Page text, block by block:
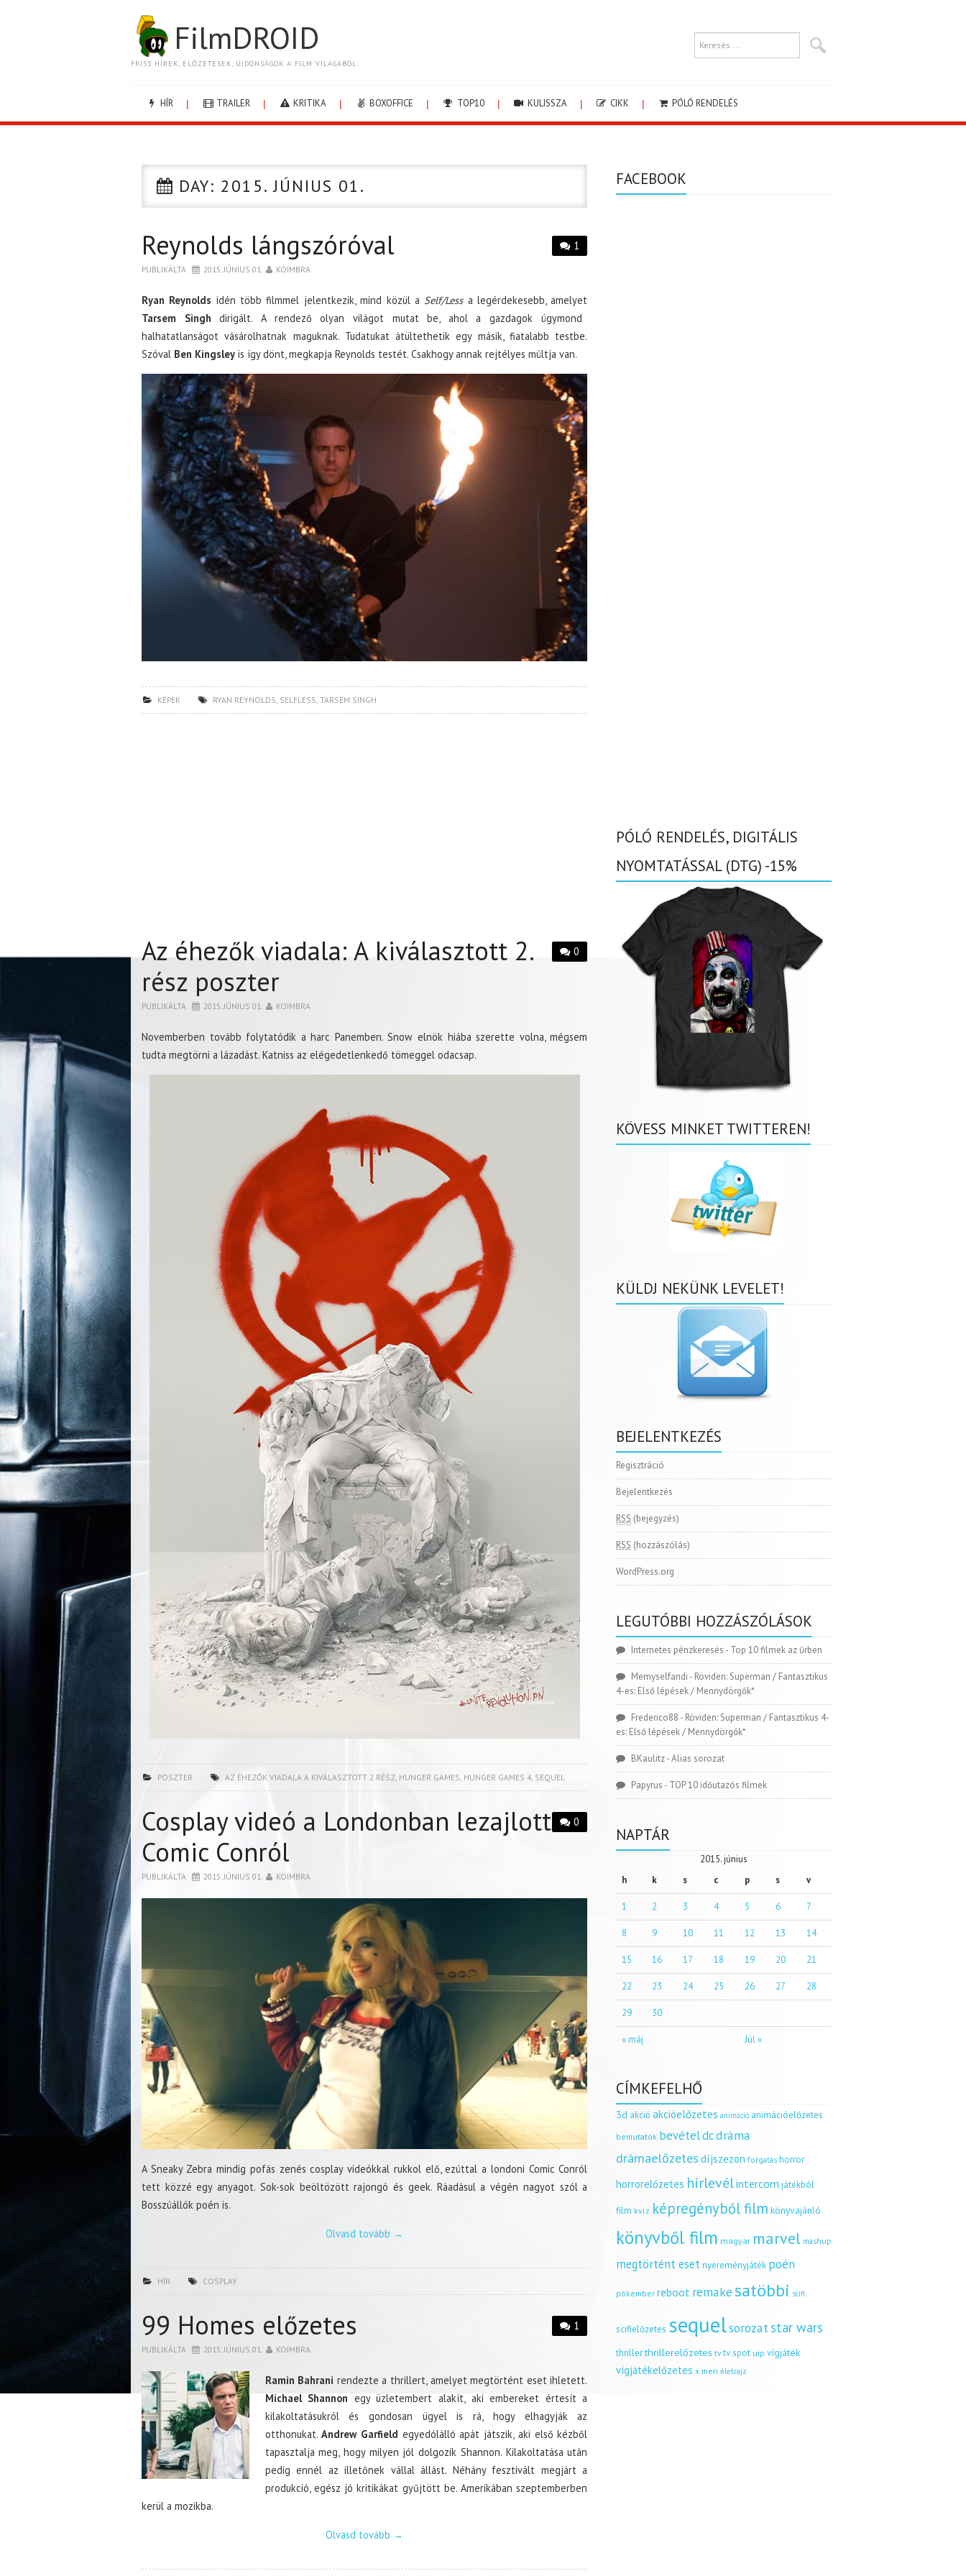
FilmDROID
FRISS HÍREK, ELŐZETESEK, ÚJDONSÁGOK A FILM VILÁGÁBÓL.
HÍR TRAILER KRITIKA BOXOFFICE TOP10 KULISSZA CIKK PÓLÓ RENDELÉS
DAY: 2015. JÚNIUS 01.
1
Reynolds lángszóróval
PUBLIKÁLTA 2015. JÚNIUS 01. KOIMBRA
Ryan Reynolds idén több filmmel jelentkezik, mind közül a Self/Lessa legérdekesebb, amelyet
Tarsem Singh dirigált. A rendező olyan világot mutat be, ahol a gazdagok úgymond
halhatatlanságot vásárolhatnak maguknak. Tudatukat átültethetik egy másik, fiatalabb testbe.
Szóval Ben Kingsley is így dönt, megkapja Reynolds testét. Csakhogy annak rejtélyes múltja van.
KÉPEK RYAN REYNOLDS, SELFLESS, TARSEM SINGH
0
Az éhezők viadala: A kiválasztott 2.
rész poszter
PUBLIKÁLTA 2015. JÚNIUS 01. KOIMBRA
Novemberben tovább folytatódik a harc Panemben. Snow elnök hiába szerette volna, mégsem
tudta megtörni a lázadást. Katniss az elégedetlenkedő tömeggel odacsap.
POSZTER AZ ÉHEZŐK VIADALA A KIVÁLASZTOTT 2 RÉSZ, HUNGER GAMES, HUNGER GAMES 4, SEQUEL
0
Cosplay videó a Londonban lezajlott
Comic Conról
PUBLIKÁLTA 2015. JÚNIUS 01. KOIMBRA
A Sneaky Zebra mindig pofás zenés cosplay videókkal rukkol elő, ezúttal a londoni Comic Conról
tett közzé egy anyagot. Sok-sok beöltözött rajongó és geek. Ráadásul a végén nagyot szól a
Bosszúállók poén is.
Olvasd tovább →
HÍR COSPLAY
1
99 Homes előzetes
PUBLIKÁLTA 2015. JÚNIUS 01. KOIMBRA
Ramin Bahrani rendezte a thrillert, amelyet megtörtént eset ihletett.
Michael Shannon egy üzletembert alakít, aki embereket értesít a
kilakoltatásukról és gondosan ügyel is rá, hogy elhagyják az
otthonukat. Andrew Garfield egyedólálló apát játszik, aki első kézből
tapasztalja meg, hogy milyen jól dolgozik Shannon. Kilakoltatása után
pedig ennél az illetőnek vállal állást. Néhány fesztivált megjárt a
produkció, egész jó kritikákat gyűjtött be. Amerikában szeptemberben
kerül a mozikba.
Olvasd tovább →
FACEBOOK
PÓLÓ RENDELÉS, DIGITÁLIS
NYOMTATÁSSAL (DTG) -15%
KÖVESS MINKET TWITTEREN!
KÜLDJ NEKÜNK LEVELET!
BEJELENTKEZÉS
Regisztráció
Bejelentkezés
RSS (bejegyzés)
RSS (hozzászólás)
WordPress.org
LEGUTÓBBI HOZZÁSZÓLÁSOK
Internetes pénzkeresés - Top 10 filmek az űrben
Memyselfandi - Röviden: Superman / Fantasztikus
4-es: Első lépések / Mennydörgők*
Frederico88 - Röviden: Superman / Fantasztikus 4-
es: Első lépések / Mennydörgők*
BKaulitz-Alias sorozat
Papyrus - TOP 10 időutazós filmek
NAPTÁR
2015. június
h
k s c p s v
« máj Júl »
1 2 3 4 5 6 7
8 9 10 11 12 13 14
15 16 17 18 19 20 21
22 23 24 25 26 27 28
29 30
CÍMKEFELHŐ
3d akció akcióelőzetes animáció animációelőzetes
bemutatók bevételdcdráma
drámaelőzetes díjszezon forgatás horror
horrorelőzetes hírlevélintercom játékból
film kvíz képregényből film könyvajánló
könyvből film magyar marvel mashup
megtörtént esetnyereményjáték poén
pókember reboot remakesatöbbi scifi
scifielőzetes sequelsorozatstar wars
thrillerthrillerelőzetes tv tv spot uip vígjáték
vígjátékelőzetes x men életrajz